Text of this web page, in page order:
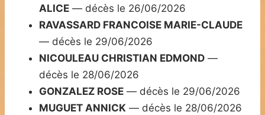
ALICE — décès le 26/06/2026
RAVASSARD FRANCOISE MARIE-CLAUDE
— décès le 29/06/2026
NICOULEAU CHRISTIAN EDMOND —
décès le 28/06/2026
GONZALEZ ROSE — décès le 29/06/2026
MUGUET ANNICK — décès le 28/06/2026